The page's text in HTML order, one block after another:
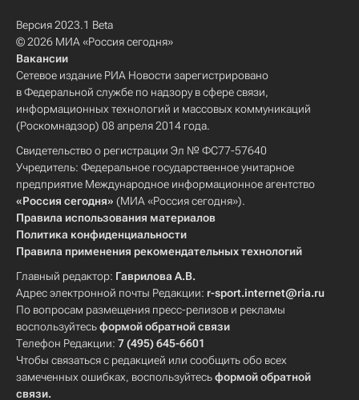
Версия 2023.1 Beta
© 2026 МИА «Россия сегодня»
Вакансии
Сетевое издание РИА Новости зарегистрировано
в Федеральной службе по надзору в сфере связи,
информационных технологий и массовых коммуникаций
(Роскомнадзор) 08 апреля 2014 года.
Свидетельство о регистрации Эл № ФС77-57640
Учредитель: Федеральное государственное унитарное
предприятие Международное информационное агентство
«Россия сегодня» (МИА «Россия сегодня»).
Правила использования материалов
Политика конфиденциальности
Правила применения рекомендательных технологий
Главный редактор: Гаврилова А.В.
Адрес электронной почты Редакции: r-sport.internet@ria.ru
По вопросам размещения пресс-релизов и рекламы
воспользуйтесьформой обратной связи
Телефон Редакции: 7 (495) 645-6601
Чтобы связаться с редакцией или сообщить обо всех
замеченных ошибках, воспользуйтесьформой обратной
связи.